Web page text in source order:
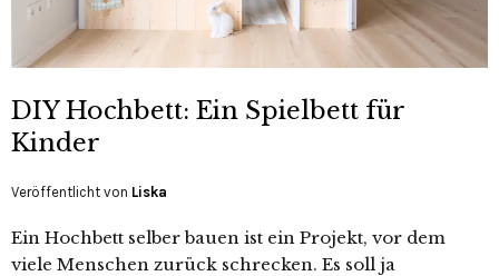
DIY Hochbett: Ein Spielbett für
Kinder
Veröffentlicht von Liska
Ein Hochbett selber bauen ist ein Projekt, vor dem
viele Menschen zurück schrecken. Es soll ja